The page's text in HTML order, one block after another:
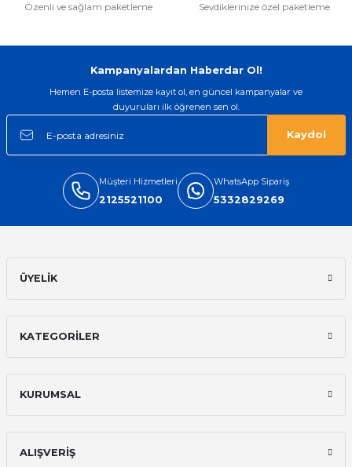
Özenli ve sağlam paketleme Sevdiklerinize özel paketleme
Kampanyalardan Haberdar Ol!
Hemen E-posta listemize kayıt ol, en güncel kampanyalar ve
duyuruları ilk öğrenen sen ol.
Kaydol
Müşteri Hizmetleri
2125521100
WhatsApp Sipariş
5332829269
ÜYELİK
KATEGORİLER
KURUMSAL
ALIŞVERİŞ